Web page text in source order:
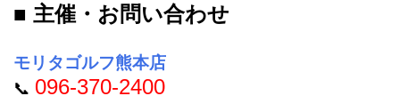
■ 主催・お問い合わせ
モリタゴルフ熊本店
📞 096-370-2400